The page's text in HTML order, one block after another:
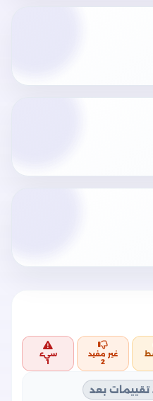
غير مفيد
2
سيء
1
تقييمات بعد